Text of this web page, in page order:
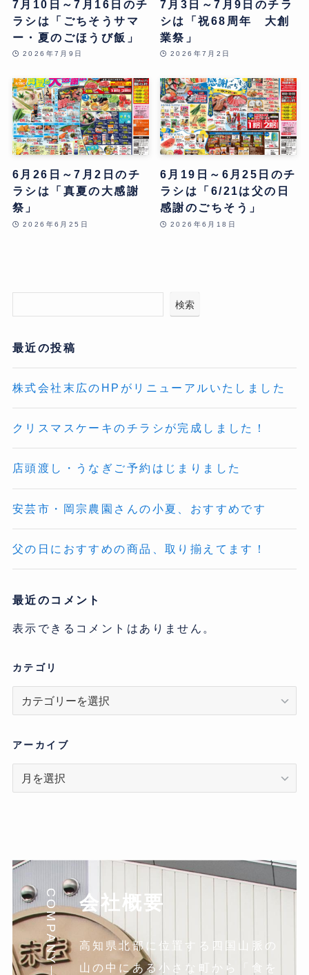
7月10日～7月16日のチ
ラシは「ごちそうサマ
ー・夏のごほうび飯」
2026年7月9日
7月3日～7月9日のチラ
シは「祝68周年 大創
業祭」
2026年7月2日
6月26日～7月2日のチ
ラシは「真夏の大感謝
祭」
2026年6月25日
6月19日～6月25日のチ
ラシは「6/21は父の日
感謝のごちそう」
2026年6月18日
検索
最近の投稿
株式会社末広のHPがリニューアルいたしました
クリスマスケーキのチラシが完成しました！
店頭渡し・うなぎご予約はじまりました
安芸市・岡宗農園さんの小夏、おすすめです
父の日におすすめの商品、取り揃えてます！
最近のコメント
表示できるコメントはありません。
カテゴリ
リ
アーカイブ
ア
COMPANY 会社概要
高知県北部に位置する四国山脈の
山の中にある小さな町から「食を